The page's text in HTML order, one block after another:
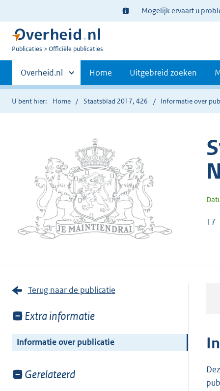
Ter
informatie:
Mogelijk ervaart u
U
Publicaties Officiële publicaties
Primaire
navigatie
Andere
sites
binnen
Overheid.nl Home Uitgebreid zoeken
U bent hier: Home Staatsblad 2017, 426 Informatie over
Terug naar de publicatie
Toon
van:
Extra informatie
Informatie over publicatie
Toon
Gerelateerd